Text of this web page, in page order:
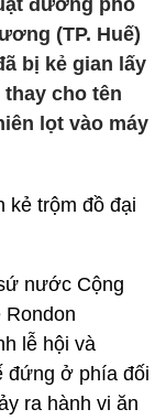
đường phố
(TP. Huế)
bị kẻ gian lấy
cho tên
lọt vào máy
kẻ trộm đồ đại
nước Cộng
Rondon
lễ hội và
đứng ở phía đối
ra hành vi ăn